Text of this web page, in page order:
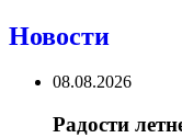
Новости
08.08.2026
Радости